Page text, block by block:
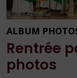
ALBUM
Rentrée
photos